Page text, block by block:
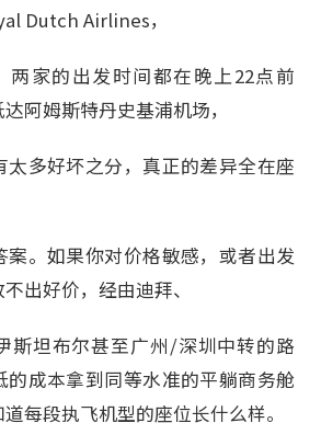
Dutch Airlines，
两家的出发时间都在晚上22点前
阿姆斯特丹史基浦机场，
太多好坏之分，真正的差异全在座
案。如果你对价格敏感，或者出发
出好价，经由迪拜、
斯坦布尔甚至广州/深圳中转的路
的成本拿到同等水准的平躺商务舱
每段执飞机型的座位长什么样。